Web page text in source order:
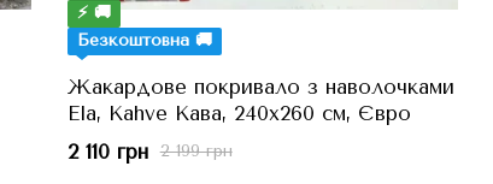
⚡ 🚚
Безкоштовна 🚚
Жакардове покривало з наволочками
Ela, Kahve Кава, 240x260 см, Євро
2 199 грн
2 110 грн